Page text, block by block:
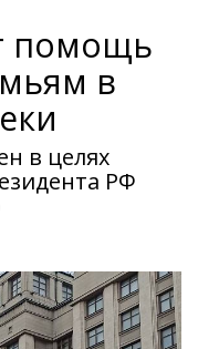
помощь
в
в целях
РФ